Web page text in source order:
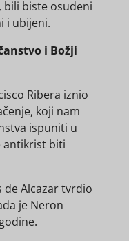
bili biste osuđeni
i ubijeni.
i Božji
Ribera iznio
koji nam
ispuniti u
antikrist biti
de Alcazar tvrdio
je Neron